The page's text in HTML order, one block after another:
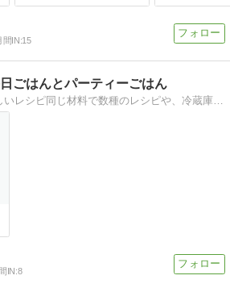
間IN:15
ごはんとパーティーごはん
時短、簡単、美味しいレシピ同じ材料で数種のレシピや、冷蔵庫にある材料から選ぶレシピやパーティーレシピ
IN:8